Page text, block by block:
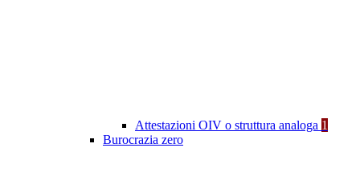
Attestazioni OIV o struttura analoga 1
Burocrazia zero